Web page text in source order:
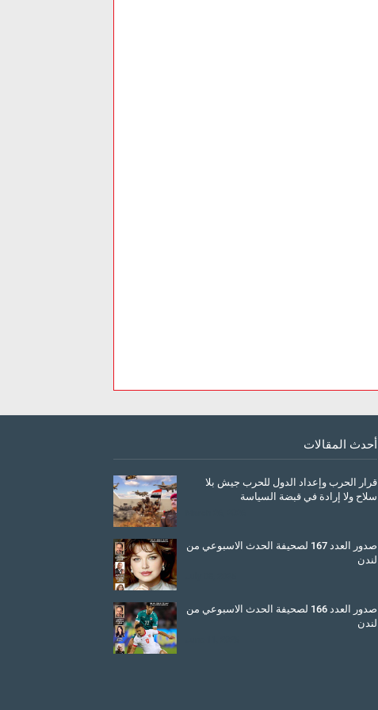
أحدث المقالات
قرار الحرب وإعداد الدول للحرب جيش بلا
سلاح ولا إرادة في قبضة السياسة
صدور العدد 167 لصحيفة الحدث الاسبوعي من
لندن
صدور العدد 166 لصحيفة الحدث الاسبوعي من
لندن